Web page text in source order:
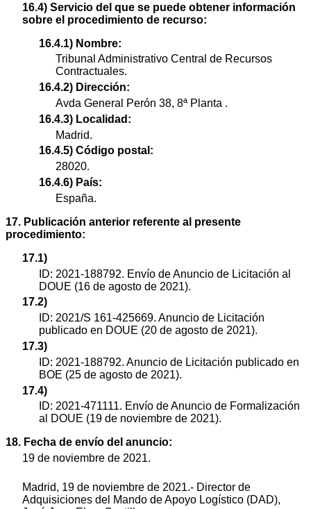
16.4) Servicio del que se puede obtener información
sobre el procedimiento de recurso:
16.4.1) Nombre:
Tribunal Administrativo Central de Recursos
Contractuales.
16.4.2) Dirección:
Avda General Perón 38, 8ª Planta .
16.4.3) Localidad:
Madrid.
16.4.5) Código postal:
28020.
16.4.6) País:
España.
17. Publicación anterior referente al presente
procedimiento:
17.1)
ID: 2021-188792. Envío de Anuncio de Licitación al
DOUE (16 de agosto de 2021).
17.2)
ID: 2021/S 161-425669. Anuncio de Licitación
publicado en DOUE (20 de agosto de 2021).
17.3)
ID: 2021-188792. Anuncio de Licitación publicado en
BOE (25 de agosto de 2021).
17.4)
ID: 2021-471111. Envío de Anuncio de Formalización
al DOUE (19 de noviembre de 2021).
18. Fecha de envío del anuncio:
19 de noviembre de 2021.
Madrid, 19 de noviembre de 2021.- Director de
Adquisiciones del Mando de Apoyo Logístico (DAD),